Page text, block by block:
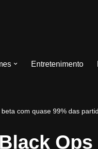
Entretenimento
com quase 99% das